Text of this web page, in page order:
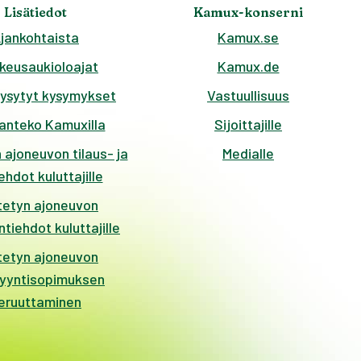
Lisätiedot
kysymykset
Kamuxilla
tilaus- ja
kuluttajille
ajoneuvon
kuluttajille
ajoneuvon
Kamux-konserni
Kamux.se
Kamux.de
Vastuullisuus
Sijoittajille
Medialle